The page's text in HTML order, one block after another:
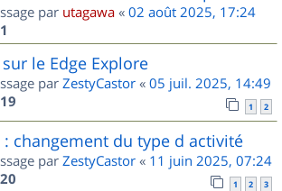
par utagawa « 02 août 2025, 17:24
1
le Edge Explore
par ZestyCastor « 05 juil. 2025, 14:49
19 1 2
: changement du type d activité
par ZestyCastor « 11 juin 2025, 07:24
20 1 2 3